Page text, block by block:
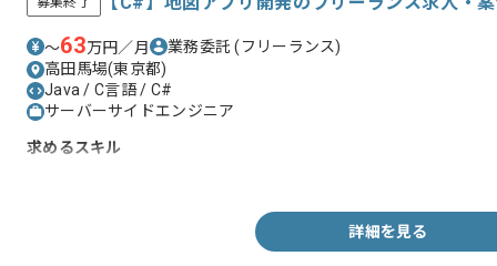
〜63万円／月 業務委託(フリーランス)
高田馬場(東京都)
Java / C言語 / C#
サーバーサイドエンジニア
求めるスキル
詳細を見る